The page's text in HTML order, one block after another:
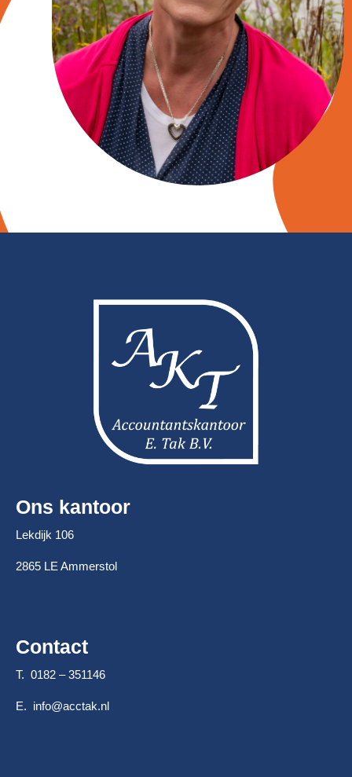
Ons kantoor
Lekdijk 106
2865 LE Ammerstol
Contact
T. 0182 – 351146
E. info@acctak.nl